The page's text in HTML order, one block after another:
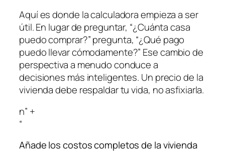
Aquí es donde la calculadora empieza a ser
útil. En lugar de preguntar, “¿Cuánta casa
puedo comprar?” pregunta, “¿Qué pago
puedo llevar cómodamente?” Ese cambio de
perspectiva a menudo conduce a
decisiones más inteligentes. Un precio de la
vivienda debe respaldar tu vida, no asfixiarla.
n” +
“
Añade los costos completos de la vivienda